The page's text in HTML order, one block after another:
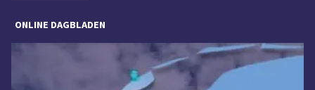
ONLINE DAGBLADEN